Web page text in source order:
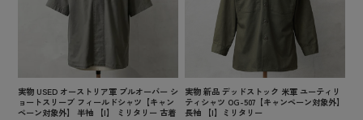
実物 USED オーストリア軍 プルオーバー シ
ョートスリーブ フィールドシャツ【キャン
ペーン対象外】 半袖 【I】 ミリタリー 古着
実物 新品 デッドストック 米軍 ユーティリ
ティシャツ OG-507【キャンペーン対象外】
長袖 【I】ミリタリー